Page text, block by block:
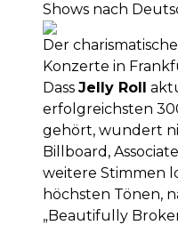
Shows nach
Der
Konzerte in
Dass Jelly Roll
erfolgreichsten
gehört, wundert
Billboard,
weitere Stimmen
höchsten Tönen,
„Beautifully